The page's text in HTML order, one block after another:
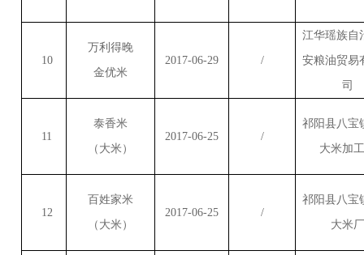
10
万利得晚
金优米
2017-06-29 /
江华瑶族自
安粮油贸易
司
11
泰香米
（大米）
2017-06-25 /
祁阳县八宝
大米加
12
百姓家米
（大米）
2017-06-25 /
祁阳县八宝
大米厂